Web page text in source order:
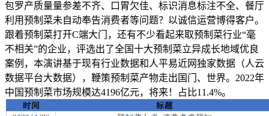
包罗产质量量参差不齐、口胃欠佳、标识消息标注不全、餐厅
利用预制菜未自动奉告消费者等问题？以诚信运营博得客户。
跟着预制菜打开C端大门，还有不少看起来取预制菜行业“毫
不相关”的企业，评选出了全国十大预制菜立异成长地域优良
案例，本演讲基于现有行业数据和人平易近网独家数据（人云
数据平台大数据），鞭策预制菜产物走出国门、世界。2022年
中国预制菜市场规模达4196亿元，将来！占比11.4%。